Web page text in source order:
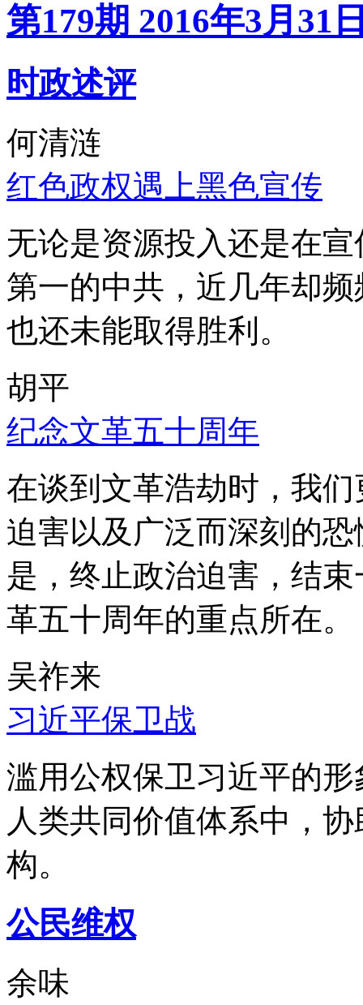
第179期 2016年3月31
时政述评
何清涟
红色政权遇上黑色宣传
无论是资源投入还是在
第一的中共，近几年却
也还未能取得胜利。
胡平
纪念文革五十周年
在谈到文革浩劫时，我
迫害以及广泛而深刻的
是，终止政治迫害，结
革五十周年的重点所在。
吴祚来
习近平保卫战
滥用公权保卫习近平的
人类共同价值体系中，
构。
公民维权
余味